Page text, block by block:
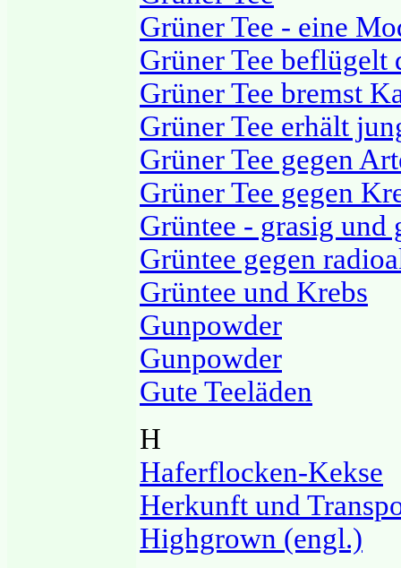
Grüner Tee - eine
Grüner Tee beflügelt
Grüner Tee bremst
Grüner Tee erhält
Grüner Tee gegen
Grüner Tee gegen
Grüntee - grasig und
Grüntee gegen
Grüntee und Krebs
Gunpowder
Gunpowder
Gute Teeläden
H
Haferflocken-Kekse
Herkunft und
Highgrown (engl.)